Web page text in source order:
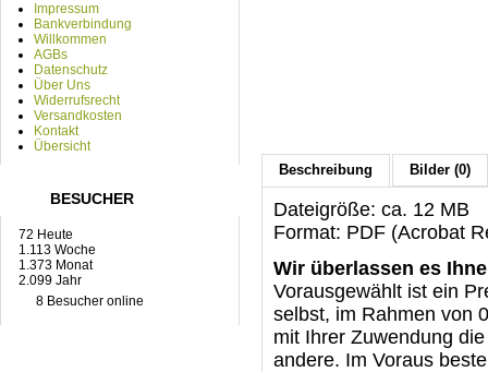
Impressum
Bankverbindung
Willkommen
AGBs
Datenschutz
Über Uns
Widerrufsrecht
Versandkosten
Kontakt
Übersicht
BESUCHER
72 Heute
1.113 Woche
1.373 Monat
2.099 Jahr
8 Besucher online
Beschreibung Bilder (0)
Dateigröße: ca. 12 MB
Format: PDF (Acrobat
Wir überlassen es
Vorausgewählt ist ein
selbst, im Rahmen von
mit Ihrer Zuwendung
andere. Im Voraus